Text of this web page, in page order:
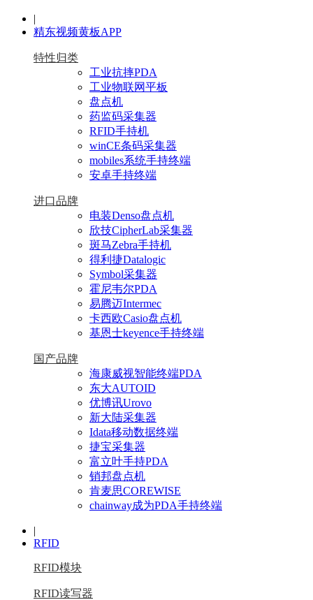
|
精东视频黄板APP
特性归类
工业抗摔PDA
工业物联网平板
盘点机
药监码采集器
RFID手持机
winCE条码采集器
mobiles系统手持终端
安卓手持终端
进口品牌
电装Denso盘点机
欣技CipherLab采集器
斑马Zebra手持机
得利捷Datalogic
Symbol采集器
霍尼韦尔PDA
易腾迈Intermec
卡西欧Casio盘点机
基恩士keyence手持终端
国产品牌
海康威视智能终端PDA
东大AUTOID
优博讯Urovo
新大陆采集器
Idata移动数据终端
捷宝采集器
富立叶手持PDA
销邦盘点机
肯麦思COREWISE
chainway成为PDA手持终端
|
RFID
RFID模块
RFID读写器